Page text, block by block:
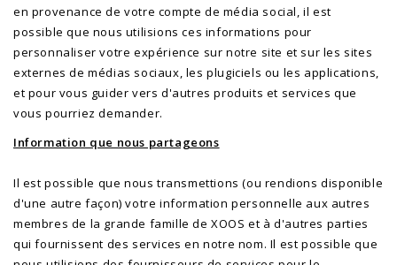
en provenance de votre compte de média social, il est
possible que nous utilisions ces informations pour
personnaliser votre expérience sur notre site et sur les sites
externes de médias sociaux, les plugiciels ou les applications,
et pour vous guider vers d'autres produits et services que
vous pourriez demander.
Information que nous partageons
Il est possible que nous transmettions (ou rendions disponible
d'une autre façon) votre information personnelle aux autres
membres de la grande famille de XOOS et à d'autres parties
qui fournissent des services en notre nom. Il est possible que